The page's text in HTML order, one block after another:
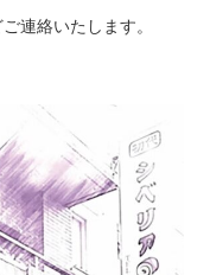
連絡いたします。